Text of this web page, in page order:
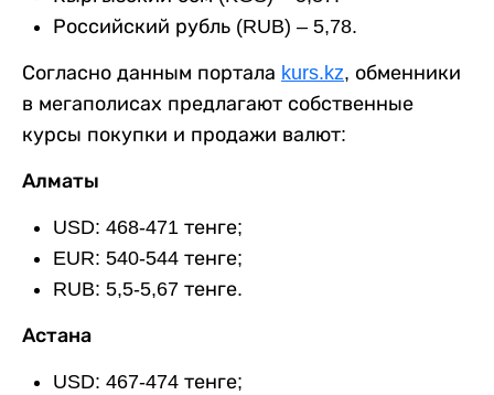
Российский рубль (RUB) – 5,78.
Согласно данным портала kurs.kz, обменники
в мегаполисах предлагают собственные
курсы покупки и продажи валют:
Алматы
USD: 468-471 тенге;
EUR: 540-544 тенге;
RUB: 5,5-5,67 тенге.
Астана
USD: 467-474 тенге;